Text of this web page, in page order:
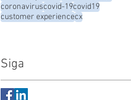
coronaviruscovid-19covid19
customer experiencecx
Siga